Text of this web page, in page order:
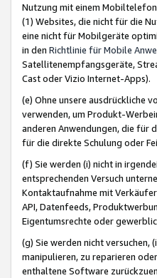
Nutzung mit einem
(1) Websites, die nicht für die
eine nicht für Mobilgeräte
in den Richtlinie für Mobile
Satellitenempfangsgeräte,
Cast oder Vizio Internet-Apps).
(e) Ohne unsere ausdrückliche
verwenden, um Produkt-
anderen Anwendungen, die für
für die direkte Schulung oder
(f) Sie werden (i) nicht in
entsprechenden Versuch
Kontaktaufnahme mit
API, Datenfeeds,
Eigentumsrechte oder
(g) Sie werden nicht
manipulieren, zu reparieren
enthaltene Software